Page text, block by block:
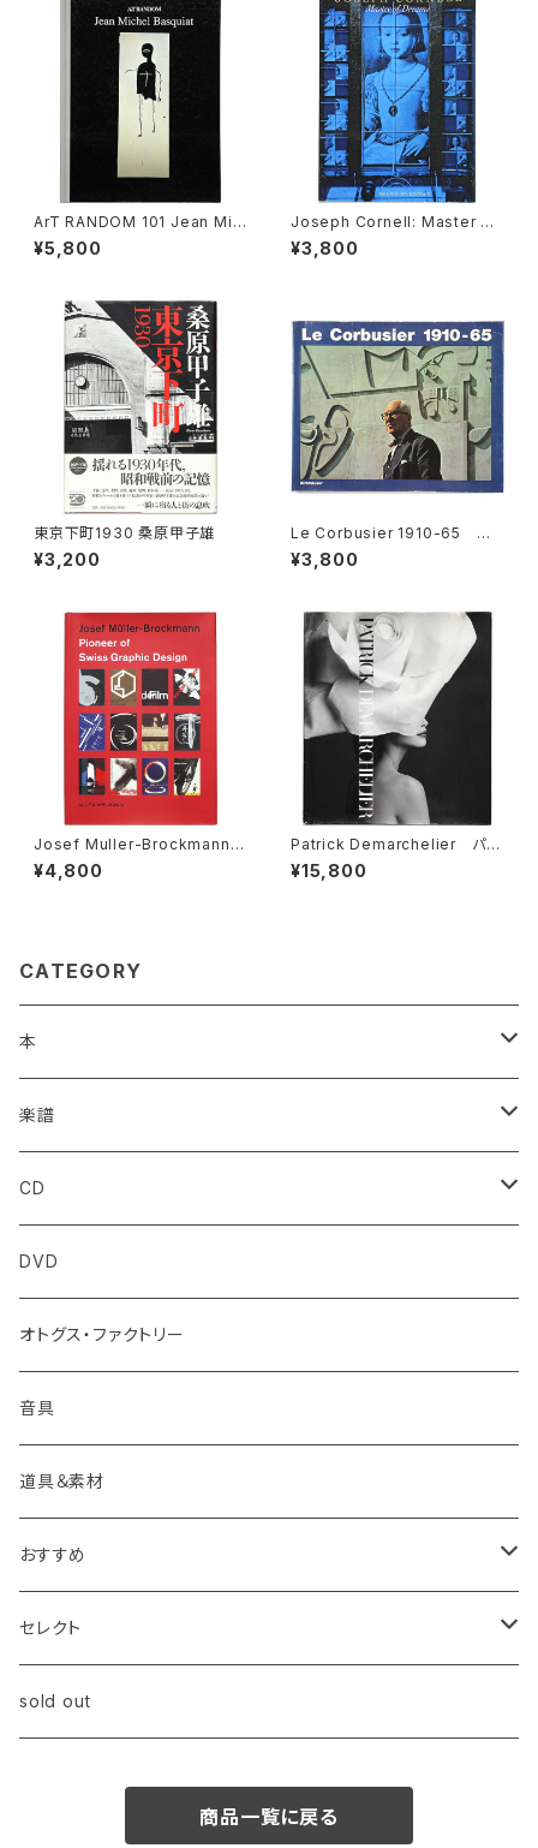
ArT RANDOM 101 Jean Mic
hel Basquiat ジャン＝ミシ
ェル・バスキア
¥5,800
Joseph Cornell: Master of
Dreams ジョゼフ・コーネル
¥3,800
東京下町1930 桑原甲子雄
¥3,200
Le Corbusier 1910-65 ル・
コルビュジエ
¥3,800
Josef Muller-Brockmann:
Pioneer of Swiss Graphic
Design ヨゼフ・ミューラー＝
¥4,800
Patrick Demarchelier パト
リック・デマルシェリエ
¥15,800
CATEGORY
本
アート
フォーク・アート
プリミティヴ・アート
写真
デザイン
工芸
建築
舞台芸術
音楽・映像
楽譜
クラシック
クラシック【現代】
ロック・ポピュラー・etc
ギター
教則 (本・DVD・etc)
CD
ロック/ポップス
音響/その他
コンピレーション
クラシック【現代】
サウンドトラック
オセアニア
アフリカ
DVD
オトグス・ファクトリー
音具
道具＆素材
おすすめ
本>アート
本>写真
セレクト
ルネサンス
sold out
商品一覧に戻る